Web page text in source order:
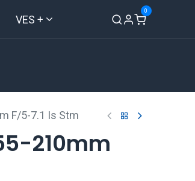
VES +
0
F/5-7.1 Is Stm
210mm